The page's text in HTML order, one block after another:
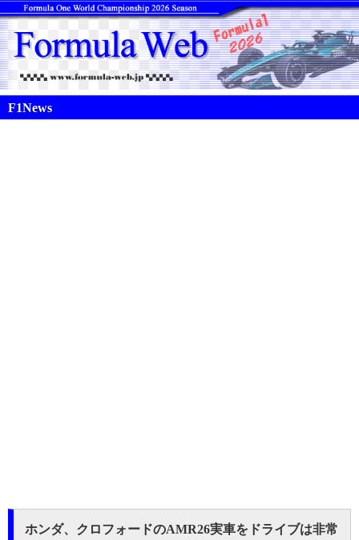
F1News
ホンダ、クロフォードのAMR26実車をドライブは非常